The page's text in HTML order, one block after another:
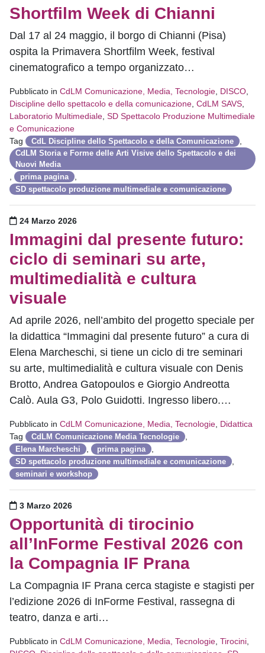
Shortfilm Week di Chianni
Dal 17 al 24 maggio, il borgo di Chianni (Pisa)
ospita la Primavera Shortfilm Week, festival
cinematografico a tempo organizzato…
Pubblicato in CdLM Comunicazione, Media, Tecnologie, DISCO,
Discipline dello spettacolo e della comunicazione, CdLM SAVS,
Laboratorio Multimediale, SD Spettacolo Produzione Multimediale
e Comunicazione
Tag
CdL Discipline dello Spettacolo e della Comunicazione ,
CdLM Storia e Forme delle Arti Visive dello Spettacolo e dei
Nuovi Media
, prima pagina ,
SD spettacolo produzione multimediale e comunicazione
Pubblicato il
24 Marzo 2026
Immagini dal presente futuro:
ciclo di seminari su arte,
multimedialità e cultura
visuale
Ad aprile 2026, nell’ambito del progetto speciale per
la didattica “Immagini dal presente futuro” a cura di
Elena Marcheschi, si tiene un ciclo di tre seminari
su arte, multimedialità e cultura visuale con Denis
Brotto, Andrea Gatopoulos e Giorgio Andreotta
Calò. Aula G3, Polo Guidotti. Ingresso libero.…
Pubblicato in CdLM Comunicazione, Media, Tecnologie, Didattica
Tag
CdLM Comunicazione Media Tecnologie ,
Elena Marcheschi , prima pagina ,
SD spettacolo produzione multimediale e comunicazione ,
seminari e workshop
Pubblicato il
3 Marzo 2026
Opportunità di tirocinio
all’InForme Festival 2026 con
la Compagnia IF Prana
La Compagnia IF Prana cerca stagiste e stagisti per
l’edizione 2026 di InForme Festival, rassegna di
teatro, danza e arti…
Pubblicato in CdLM Comunicazione, Media, Tecnologie, Tirocini,